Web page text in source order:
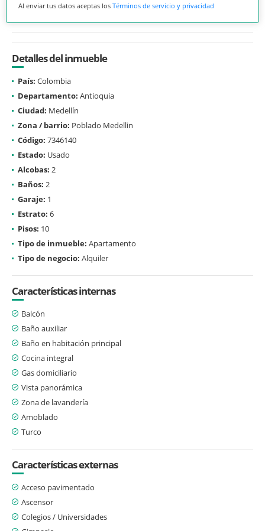
Al enviar tus datos aceptas los Términos de servicio y privacidad
Detalles del inmueble
País: Colombia
Departamento: Antioquia
Ciudad: Medellín
Zona / barrio: Poblado Medellin
Código: 7346140
Estado: Usado
Alcobas: 2
Baños: 2
Garaje: 1
Estrato: 6
Pisos: 10
Tipo de inmueble: Apartamento
Tipo de negocio: Alquiler
Características internas
Balcón
Baño auxiliar
Baño en habitación principal
Cocina integral
Gas domiciliario
Vista panorámica
Zona de lavandería
Amoblado
Turco
Características externas
Acceso pavimentado
Ascensor
Colegios / Universidades